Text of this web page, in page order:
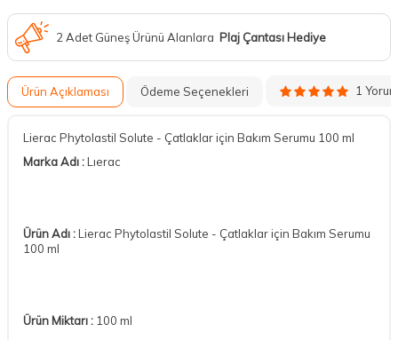
2 Adet Güneş Ürünü Alanlara Plaj Çantası Hediye
Ürün Açıklaması Ödeme Seçenekleri 1 Yorum
Lierac Phytolastil Solute - Çatlaklar için Bakım Serumu 100 ml
Marka Adı :Lıerac
Ürün Adı :Lierac Phytolastil Solute - Çatlaklar için Bakım Serumu
100 ml
Ürün Miktarı : 100 ml